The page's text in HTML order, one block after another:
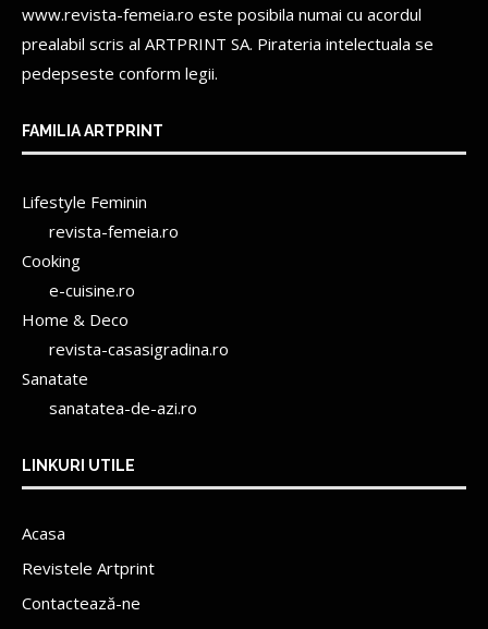
www.revista-femeia.ro este posibila numai cu acordul
prealabil scris al ARTPRINT SA. Pirateria intelectuala se
pedepseste conform legii.
FAMILIA ARTPRINT
Lifestyle Feminin
revista-femeia.ro
Cooking
e-cuisine.ro
Home & Deco
revista-casasigradina.ro
Sanatate
sanatatea-de-azi.ro
LINKURI UTILE
Acasa
Revistele Artprint
Contactează-ne